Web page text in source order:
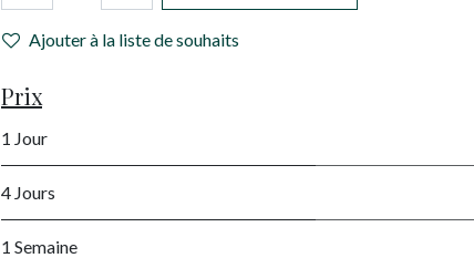
Ajouter à la liste de souhaits
Prix
1 Jour
4 Jours
1 Semaine